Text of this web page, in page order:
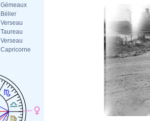
Gémeaux
Bélier
Verseau
Taureau
Verseau
Capricorne